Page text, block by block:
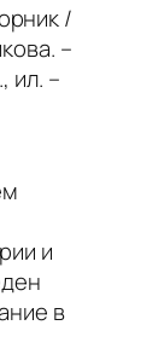
/
–
ил. –
и
в